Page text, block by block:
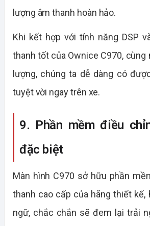
lượng âm thanh hoàn hảo.
Khi kết hợp với tính năng DSP
thanh tốt của Ownice C970, cùng
lượng, chúng ta dễ dàng có
tuyệt vời ngay trên xe.
9. Phần mềm điều
đặc biệt
Màn hình C970 sở hữu phần
thanh cao cấp của hãng thiết kế,
ngữ, chắc chắn sẽ đem lại trải